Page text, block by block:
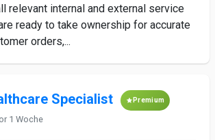
relevant internal and external service
ready to take ownership for accurate
orders,...
Specialist Premium
1 Woche